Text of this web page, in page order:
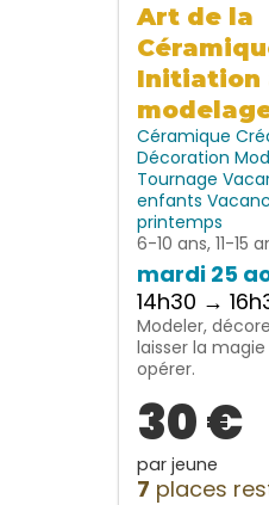
Art de la
Initiation
Céramique
Décoration
Tournage
enfants
printemps
6-10 ans, 11-15
mardi 25
14h30 →
Modeler,
laisser la
opérer.
30 €
par jeune
7 places